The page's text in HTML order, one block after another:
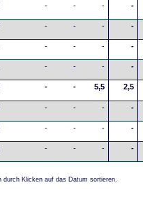
- - - -
- - - -
- - - -
- - - -
- - 5,5 2,5
- - - -
- - - -
- - - -
durch Klicken auf das Datum sortieren.